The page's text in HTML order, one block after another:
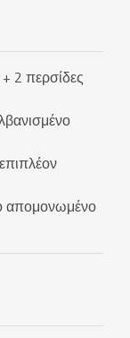
2 περσίδες
απομονωμένο